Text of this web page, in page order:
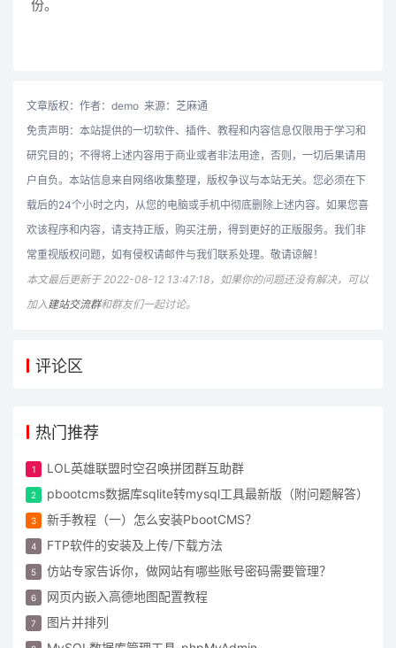
份。
文章版权：作者：demo 来源：芝麻通
免责声明：本站提供的一切软件、插件、教程和内容信息仅限用于学习和
研究目的；不得将上述内容用于商业或者非法用途，否则，一切后果请用
户自负。本站信息来自网络收集整理，版权争议与本站无关。您必须在下
载后的24个小时之内，从您的电脑或手机中彻底删除上述内容。如果您喜
欢该程序和内容，请支持正版，购买注册，得到更好的正版服务。我们非
常重视版权问题，如有侵权请邮件与我们联系处理。敬请谅解！
本文最后更新于 2022-08-12 13:47:18，如果你的问题还没有解决，可以
加入建站交流群和群友们一起讨论。
评论区
热门推荐
LOL英雄联盟时空召唤拼团群互助群
pbootcms数据库sqlite转mysql工具最新版（附问题解答）
新手教程（一）怎么安装PbootCMS？
FTP软件的安装及上传/下载方法
仿站专家告诉你，做网站有哪些账号密码需要管理？
网页内嵌入高德地图配置教程
图片并排列